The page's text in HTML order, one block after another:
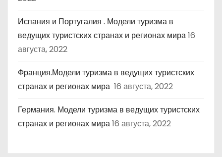
Испания и Португалия . Модели туризма в
ведущих туристских странах и регионах мира16
августа, 2022
Франция.Модели туризма в ведущих туристских
странах и регионах мира 16 августа, 2022
Германия. Модели туризма в ведущих туристских
странах и регионах мира16 августа, 2022